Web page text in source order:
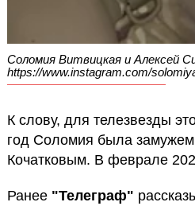
Соломия Витвицкая и Алексей
https://www.instagram.com/
К слову, для телезвезды
год Соломия была
Кочатковым. В феврале
Ранее "Телеграф"